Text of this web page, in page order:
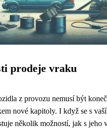
prodeje vraku
z provozu nemusí být
nové kapitoly. I když se s
několik možností, jak s jeho